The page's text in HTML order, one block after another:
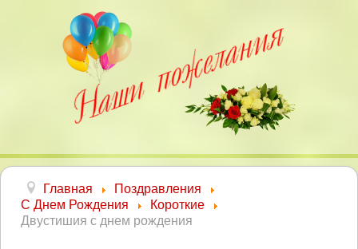
Главная
Поздравления
С Днем Рождения
Короткие
Двустишия с днем рождения